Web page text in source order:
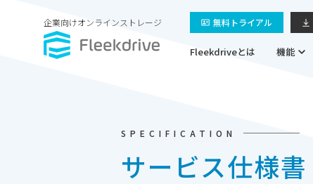
企業向けオンラインストレージ 無料トライアル
Fleekdriveとは 機能
SPECIFICATION
サービス仕様書